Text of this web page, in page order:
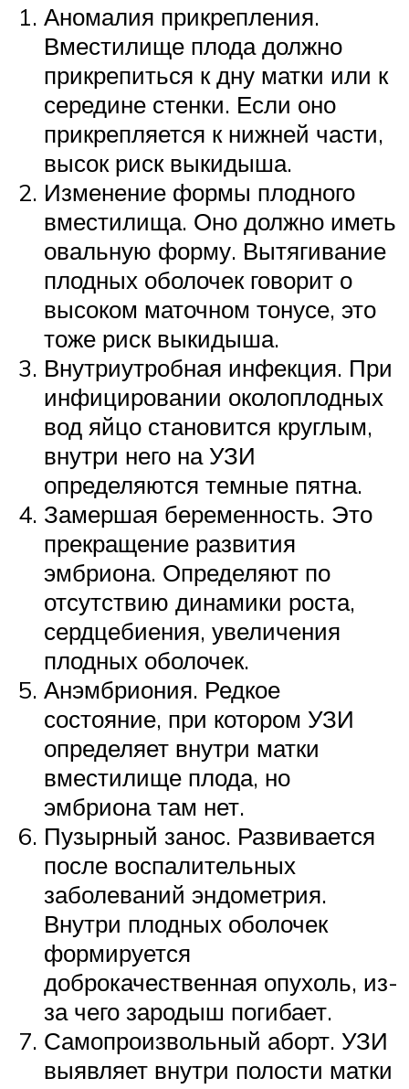
Аномалия прикрепления.
Вместилище плода должно
прикрепиться к дну матки или к
середине стенки. Если оно
прикрепляется к нижней части,
высок риск выкидыша.
Изменение формы плодного
вместилища. Оно должно иметь
овальную форму. Вытягивание
плодных оболочек говорит о
высоком маточном тонусе, это
тоже риск выкидыша.
Внутриутробная инфекция. При
инфицировании околоплодных
вод яйцо становится круглым,
внутри него на УЗИ
определяются темные пятна.
Замершая беременность. Это
прекращение развития
эмбриона. Определяют по
отсутствию динамики роста,
сердцебиения, увеличения
плодных оболочек.
Анэмбриония. Редкое
состояние, при котором УЗИ
определяет внутри матки
вместилище плода, но
эмбриона там нет.
Пузырный занос. Развивается
после воспалительных
заболеваний эндометрия.
Внутри плодных оболочек
формируется
доброкачественная опухоль, из-
за чего зародыш погибает.
Самопроизвольный аборт. УЗИ
выявляет внутри полости матки